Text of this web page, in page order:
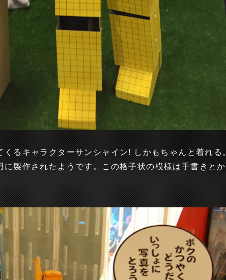
くるキャラクターサンシャイン! しかもちゃんと着れる
に製作されたようです。この格子状の模様は手書きと